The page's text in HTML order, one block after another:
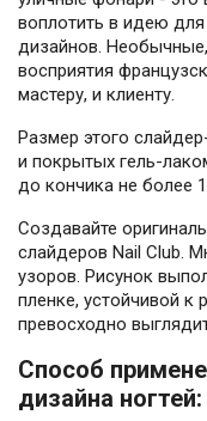
воплотить в идею для
дизайнов.
восприятия
мастеру, и клиенту.
Размер этого
и покрытых гель-
до кончика не более
Создавайте
слайдеров Nail Club.
узоров. Рисунок
пленке, устойчивой к
превосходно
Способ
дизайна ногтей: